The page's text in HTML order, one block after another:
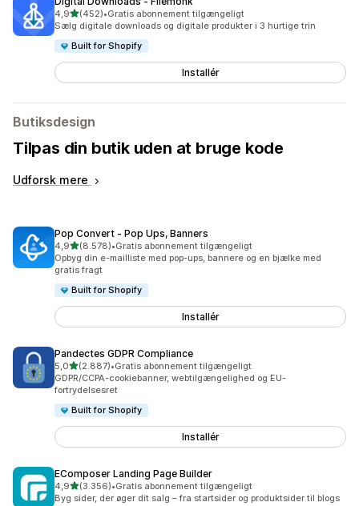
4,9ud af 5 stjerner
(452)
452 anmeldelser i alt
•Gratis abonnement tilgængeligt
Sælg digitale downloads og digitale produkter i 3 hurtige trin
Built for Shopify
Installér
Butiksdesign
Tilpas din butik uden at bruge kode
Udforsk mere
Pop Convert ‑ Pop Ups, Banners
4,9ud af 5 stjerner
(8.578)
8578 anmeldelser i alt
•Gratis abonnement tilgængeligt
Opbyg din e-mailliste med pop-ups, bannere og en bjælke med
gratis fragt
Built for Shopify
Installér
Pandectes GDPR Compliance
5,0ud af 5 stjerner
(2.887)
2887 anmeldelser i alt
•Gratis abonnement tilgængeligt
GDPR/CCPA-cookiebanner, webtilgængelighed og EU-
fortrydelsesret
Built for Shopify
Installér
EComposer Landing Page Builder
4,9ud af 5 stjerner
(3.356)
3356 anmeldelser i alt
•Gratis abonnement tilgængeligt
Byg sider, der øger dit salg – fra startsider og produktsider til blogs